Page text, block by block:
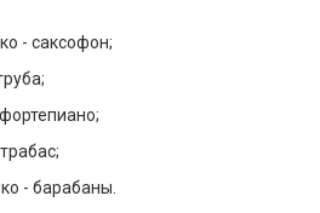
- саксофон;
- барабаны.